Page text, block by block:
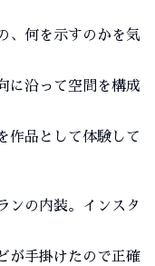
、何を示すのかを気
に沿って空間を構成
作品として体験して
ンの内装。インスタ
が手掛けたので正確